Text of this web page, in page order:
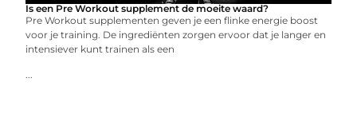
Is een Pre Workout supplement de moeite waard?
Pre Workout supplementen geven je een flinke energie boost
voor je training. De ingrediënten zorgen ervoor dat je langer en
intensiever kunt trainen als een
...